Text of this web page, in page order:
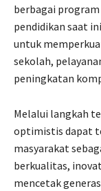
berbagai
pendidikan saat
untuk
sekolah,
peningkatan
Melalui langkah
optimistis dapat
masyarakat
berkualitas,
mencetak